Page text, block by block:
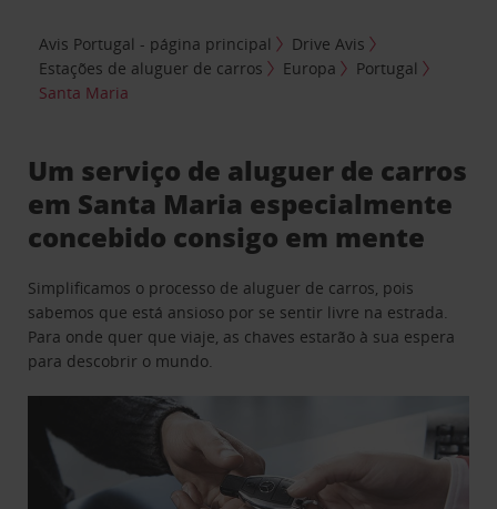
Avis Portugal - página principal
Drive Avis
Estações de aluguer de carros
Europa
Portugal
Santa Maria
Um serviço de aluguer de carros
em Santa Maria especialmente
concebido consigo em mente
Simplificamos o processo de aluguer de carros, pois
sabemos que está ansioso por se sentir livre na estrada.
Para onde quer que viaje, as chaves estarão à sua espera
para descobrir o mundo.